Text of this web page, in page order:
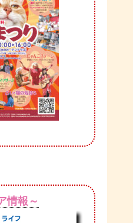
情報～